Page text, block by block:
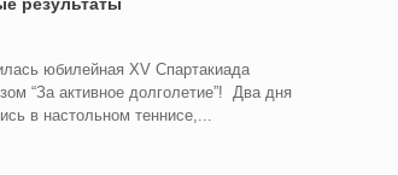
юбилейная XV Спартакиада
“За активное долголетие”! Два дня
в настольном теннисе,...